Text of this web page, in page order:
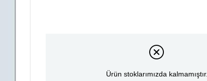
Ürün stoklarımızda kalmamıştır.